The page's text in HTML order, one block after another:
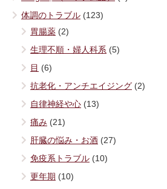
体調のトラブル (123)
胃腸薬 (2)
生理不順・婦人科系 (5)
目 (6)
抗老化・アンチエイジング (2)
自律神経や心 (13)
痛み (21)
肝臓の悩み・お酒 (27)
免疫系トラブル (10)
更年期 (10)